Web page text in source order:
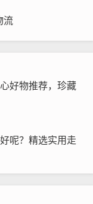
流
好物推荐，珍藏
呢？精选实用走